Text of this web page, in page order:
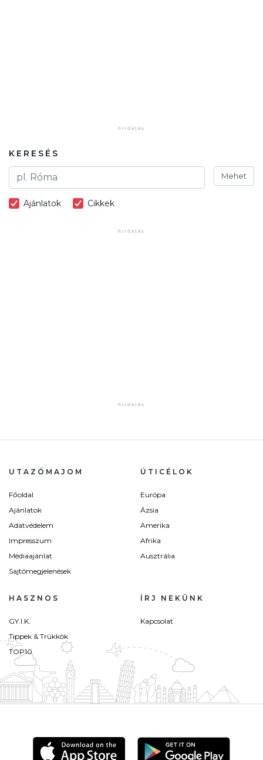
KERESÉS
Mehet
Ajánlatok Cikkek
UTAZÓMAJOM
Főoldal
Ajánlatok
Adatvédelem
Impresszum
Médiaajánlat
Sajtómegjelenések
ÚTICÉLOK
Európa
Ázsia
Amerika
Afrika
Ausztrália
HASZNOS
GY.I.K.
Tippek & Trükkök
TOP10
ÍRJ NEKÜNK
Kapcsolat